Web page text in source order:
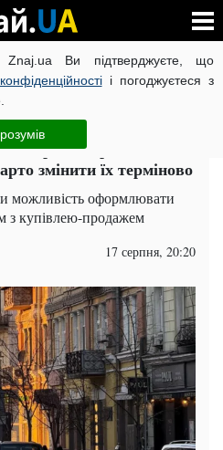
Znaj.ua Ви підтверджуєте, що
і погоджуєтеся з
КОРОНАВІРУС В УКРАЇНІ
ЧИТАТЬ НА РУССКОМ
номери в Україні більше
змінити їх терміново
можливість оформлювати
з купівлею-продажем
17 серпня, 20:20